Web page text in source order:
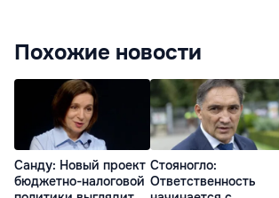
Похожие новости
Санду: Новый проект
бюджетно-налоговой
Стояногло:
Ответственность